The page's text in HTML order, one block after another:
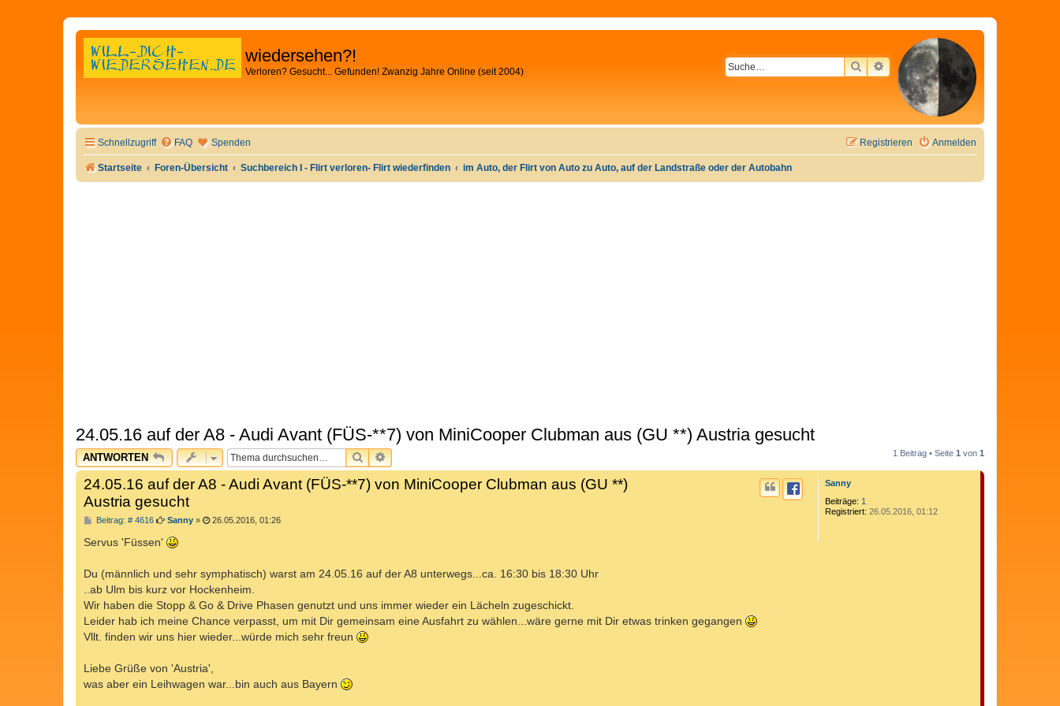
wiedersehen?!
Verloren? Gesucht... Gefunden! Zwanzig Jahre Online (seit 2004) SUCHEERWEITERTE SUCHE
Schnellzugriff FAQ Spenden Anmelden
Registrieren
Startseite Foren-Übersicht Suchbereich I - Flirt verloren- Flirt wiederfinden im Auto, der Flirt von Auto zu Auto, auf der Landstraße oder der Autobahn
24.05.16 auf der A8 - Audi Avant (FÜS-**7) von MiniCooper Clubman aus (GU **) Austria gesucht
ANTWORTEN SUCHEERWEITERTE SUCHE 1 Beitrag • Seite 1 von 1
Sanny
Beiträge: 1
Registriert: 26.05.2016, 01:12
24.05.16 auf der A8 - Audi Avant (FÜS-**7) von MiniCooper Clubman aus (GU **)
Austria gesucht
Beitrag: # 4616B
i
a
g
Sanny» 26.05.2016, 01:26
Servus 'Füssen'
Du (männlich und sehr symphatisch) warst am 24.05.16 auf der A8 unterwegs...ca. 16:30 bis 18:30 Uhr
..ab Ulm bis kurz vor Hockenheim.
Wir haben die Stopp & Go & Drive Phasen genutzt und uns immer wieder ein Lächeln zugeschickt.
Leider hab ich meine Chance verpasst, um mit Dir gemeinsam eine Ausfahrt zu wählen...wäre gerne mit Dir etwas trinken gegangen
Vllt. finden wir uns hier wieder...würde mich sehr freun
Liebe Grüße von 'Austria',
was aber ein Leihwagen war...bin auch aus Bayern